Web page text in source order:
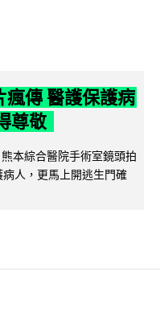
瘋傳 醫護保護病
尊敬
本綜合醫院手術室鏡頭拍
人，更馬上開逃生門確